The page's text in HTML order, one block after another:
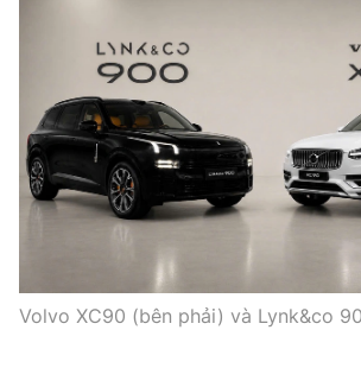
Cơ quan chủ quản: Bộ Xây dựng
Tổng biên tập:Nguyễn Thị Hồng Nga
Trưởng ban Ô tô - Xe máy:
Nguyễn
Giấy phép số: 03/GP-BC, cấp ngày
Chuyên trang của Báo Xây dựng
Tòa soạn: Số 2 Nguyễn Công Hoan,
Hà Nội.
Volvo XC90 (bên phải) và Lynk&co